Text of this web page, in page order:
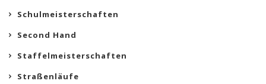
Schulmeisterschaften
Second Hand
Staffelmeisterschaften
Straßenläufe